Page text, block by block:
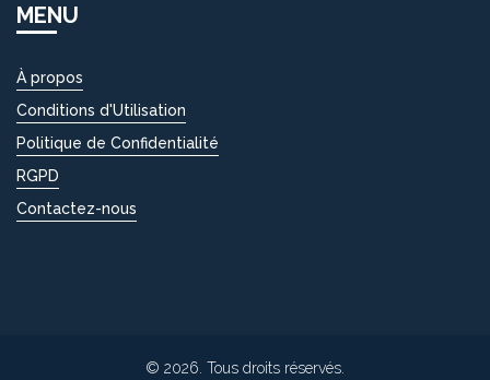
MENU
À propos
Conditions d'Utilisation
Politique de Confidentialité
RGPD
Contactez-nous
© 2026. Tous droits réservés.